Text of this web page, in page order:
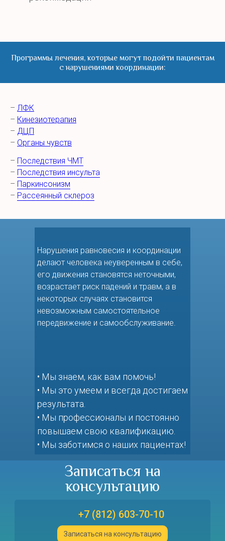
Программы лечения, которые могут подойти пациентам
с нарушениями координации:
– ЛФК
– Кинезиотерапия
– ДЦП
– Органы чувств
– Последствия ЧМТ
– Последствия инсульта
– Паркинсонизм
– Рассеянный склероз
Нарушения равновесия и координации
делают человека неуверенным в себе,
его движения становятся неточными,
возрастает риск падений и травм, а в
некоторых случаях становится
невозможным самостоятельное
передвижение и самообслуживание.
• Мы знаем, как вам помочь!
• Мы это умеем и всегда достигаем
результата.
• Мы профессионалы и постоянно
повышаем свою квалификацию.
• Мы заботимся о наших пациентах!
Записаться на
консультацию
Записаться на консультацию
+7 (812) 603-70-10